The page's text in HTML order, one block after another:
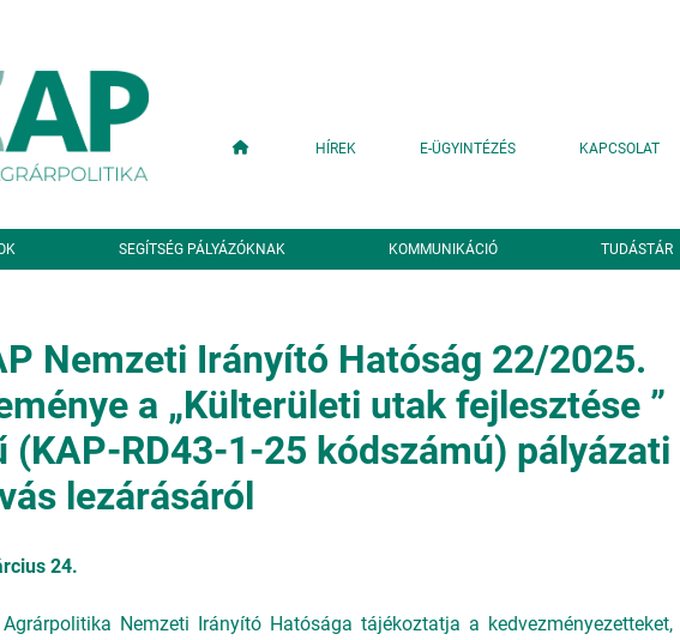
Fő navigáció
HÍREK E-ÜGYINTÉZÉS KAPCSOLAT
navigációSEGÍTSÉG PÁLYÁZÓKNAK KOMMUNIKÁCIÓ TUDÁSTÁR
Nemzeti Irányító Hatóság 22/2025.
a „Külterületi utak fejlesztése ”
(KAP-RD43-1-25 kódszámú) pályázati
lezárásáról
24.
Nemzeti Irányító Hatósága tájékoztatja a